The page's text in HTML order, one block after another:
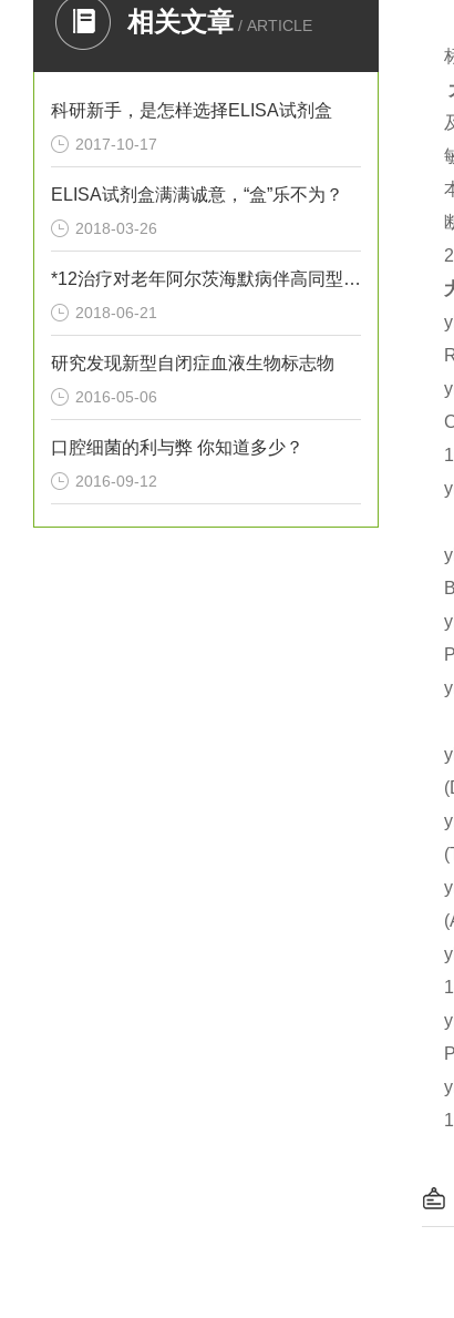
相关文章 / ARTICLE
科研新手，是怎样选择ELISA试剂盒
2017-10-17
ELISA试剂盒满满诚意，“盒”乐不为？
2018-03-26
*12治疗对老年阿尔茨海默病伴高同型半胱胺酸血症患者血清炎性因子
2018-06-21
研究发现新型自闭症血液生物标志物
2016-05-06
口腔细菌的利与弊 你知道多少？
2016-09-12